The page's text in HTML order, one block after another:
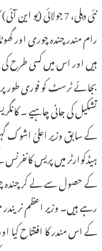
نئی دہلی، 7 جولائی
رام مندر چندہ چوری اور
ہیں اور اس میں کسی طرح کی
بجائے ٹرسٹ کو فوری طور
تشکیل کی جانی چاہیے ۔
کے سابق وزیر اعلیٰ اشوک
ہیڈکوارٹر میں پریس
کے حصول سے لے کر چندہ
رہے ہیں۔ وزیر اعظم
کے اس مندر کا افتتاح کیا اور